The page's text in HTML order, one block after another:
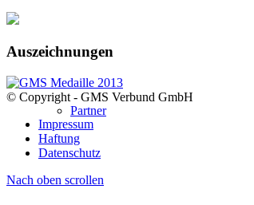
Partner
Auszeichnungen
© Copyright - GMS Verbund GmbH
Impressum
Haftung
Datenschutz
Nach oben scrollen